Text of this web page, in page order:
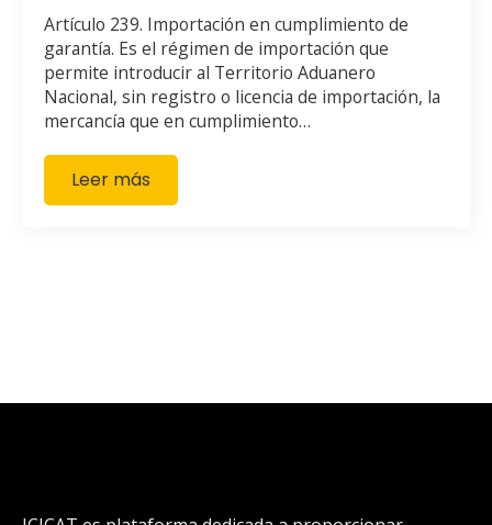
Artículo 239. Importación en cumplimiento de
garantía. Es el régimen de importación que
permite introducir al Territorio Aduanero
Nacional, sin registro o licencia de importación, la
mercancía que en cumplimiento…
Leer más